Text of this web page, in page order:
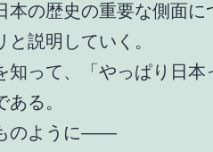
本の歴史の重要な側面
と説明していく。
知って、「やっぱり日本
る。
のように――